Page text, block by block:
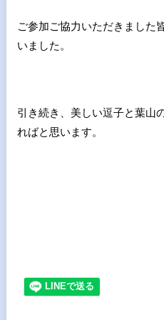
ご参加ご協力いただきました
いました。
引き続き、美しい逗子と葉山
ればと思います。